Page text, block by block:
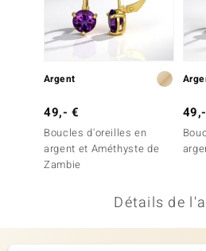
Collection
Argent
49,- €
Boucles d'oreilles en
argent et Améthyste de
Zambie
Détails de